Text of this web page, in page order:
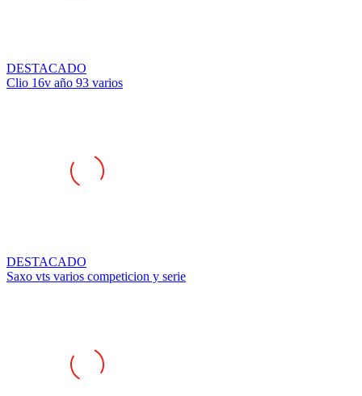
DESTACADO
Clio 16v año 93 varios
DESTACADO
Saxo vts varios competicion y serie